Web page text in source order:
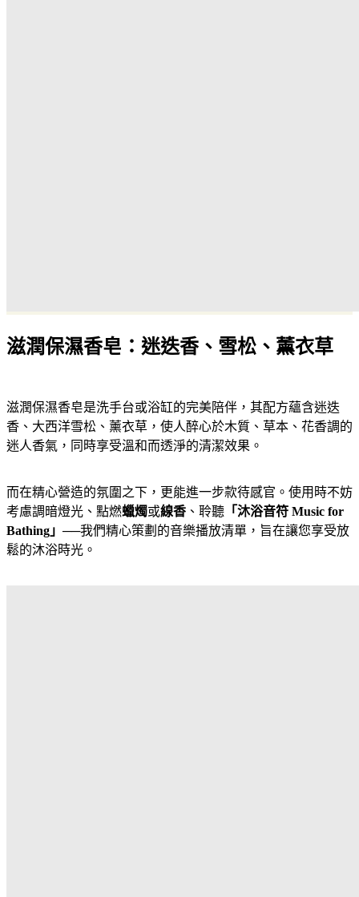
滋潤保濕香皂：迷迭香、雪松、薰衣草
滋潤保濕香皂是洗手台或浴缸的完美陪伴，其配方蘊含迷迭
香、大西洋雪松、薰衣草，使人醉心於木質、草本、花香調的
迷人香氣，同時享受溫和而透淨的清潔效果。
而在精心營造的氛圍之下，更能進一步款待感官。使用時不妨
考慮調暗燈光、點燃蠟燭或線香 、聆聽 「沐浴音符 Music for
Bathing」 ──我們精心策劃的音樂播放清單，旨在讓您享受放
鬆的沐浴時光。